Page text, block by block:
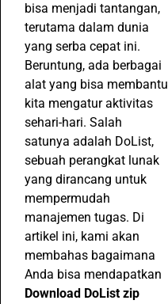
bisa menjadi tantangan,
terutama dalam dunia
yang serba cepat ini.
Beruntung, ada berbagai
alat yang bisa membantu
kita mengatur aktivitas
sehari-hari. Salah
satunya adalah DoList,
sebuah perangkat lunak
yang dirancang untuk
mempermudah
manajemen tugas. Di
artikel ini, kami akan
membahas bagaimana
Anda bisa mendapatkan
Download DoList zip